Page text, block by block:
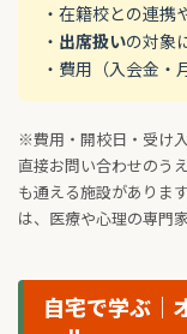
・在籍校との連携
・ 出席扱いの対象
・費用（入会金・
※費用・開校日・受け
直接お問い合わせのう
も通える施設がありま
は、医療や心理の専門
自宅で学ぶ｜